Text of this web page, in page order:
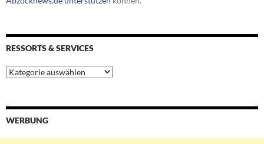
RESSORTS & SERVICES
Ressorts
&
WERBUNG